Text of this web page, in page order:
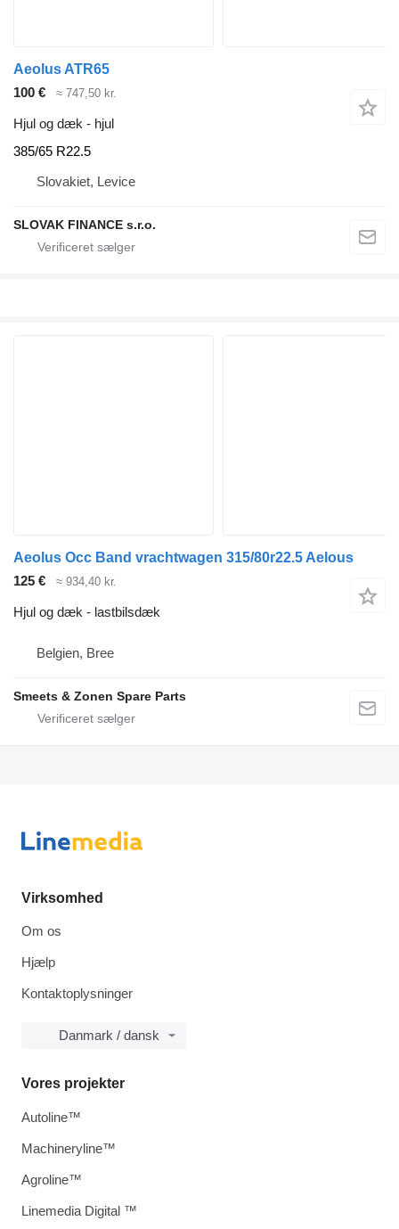
Aeolus ATR65
100 €
≈ 747,50 kr.
Hjul og dæk - hjul
385/65 R22.5
Slovakiet, Levice
SLOVAK FINANCE s.r.o.
Aeolus Occ Band vrachtwagen 315/80r22.5 Aelous
125 €
≈ 934,40 kr.
Hjul og dæk - lastbilsdæk
Belgien, Bree
Smeets & Zonen Spare Parts
Virksomhed
Om os
Hjælp
Kontaktoplysninger
Danmark / dansk
Vores projekter
Autoline™
Machineryline™
Agroline™
Linemedia Digital ™